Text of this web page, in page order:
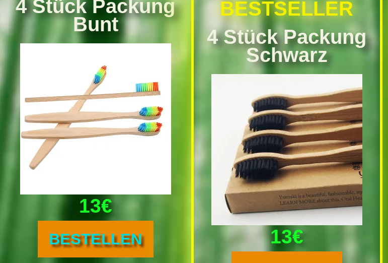
4 Stück Packung
Bunt
13€
BESTELLEN
BESTSELLER
4 Stück Packung
Schwarz
13€